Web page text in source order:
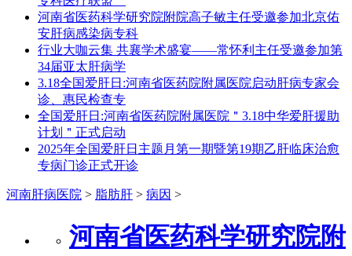
河南省医药科学研究院附院高子敏主任受邀参加北京佑
安肝病感染病专科
行业大咖云集 共襄学术盛宴——常怀利主任受邀参加第
34届亚太肝病学
3.18全国爱肝日:河南省医药院附属医院启动肝病专家会
诊、惠民检查专
全国爱肝日:河南省医药院附属医院＂3.18中华爱肝援助
计划＂正式启动
2025年全国爱肝日主题月第一期暨第19期乙肝临床治愈
专病门诊正式开诊
河南肝病医院 > 脂肪肝 > 病因 >
河南省医药科学研究院附